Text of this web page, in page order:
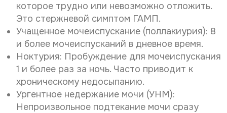
которое трудно или невозможно отложить.
Это стержневой симптом ГАМП.
Учащенное мочеиспускание (поллакиурия): 8
и более мочеиспусканий в дневное время.
Ноктурия: Пробуждение для мочеиспускания
1 и более раз за ночь. Часто приводит к
хроническому недосыпанию.
Ургентное недержание мочи (УНМ):
Непроизвольное подтекание мочи сразу